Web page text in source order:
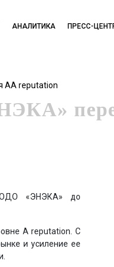
АНАЛИТИКА ПРЕСС-
AA reputation
ОДО «ЭНЭКА» до
A reputation. С
и усиление ее